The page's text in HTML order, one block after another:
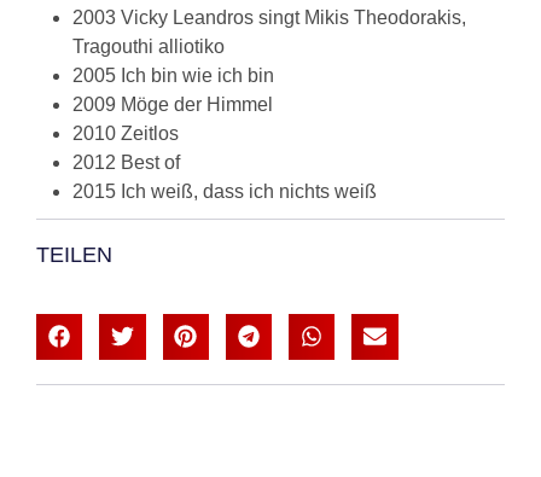
2003 Vicky Leandros singt Mikis Theodorakis,
Tragouthi alliotiko
2005 Ich bin wie ich bin
2009 Möge der Himmel
2010 Zeitlos
2012 Best of
2015 Ich weiß, dass ich nichts weiß
TEILEN